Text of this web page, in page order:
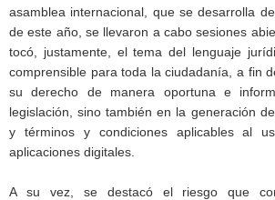
asamblea internacional, que se desarrolla
de este año, se llevaron a cabo sesiones
tocó, justamente, el tema del lenguaje
comprensible para toda la ciudadanía, a fin
su derecho de manera oportuna e
legislación, sino también en la generación
y términos y condiciones aplicables al
aplicaciones digitales.
A su vez, se destacó el riesgo que